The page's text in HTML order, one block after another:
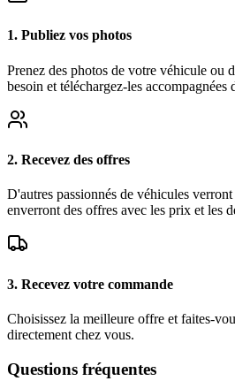
1. Publiez vos photos
Prenez des photos de votre véhicule ou
besoin et téléchargez-les accompagnées
2. Recevez des offres
D'autres passionnés de véhicules
enverront des offres avec les prix et les
3. Recevez votre commande
Choisissez la meilleure offre et faites-
directement chez vous.
Questions fréquentes